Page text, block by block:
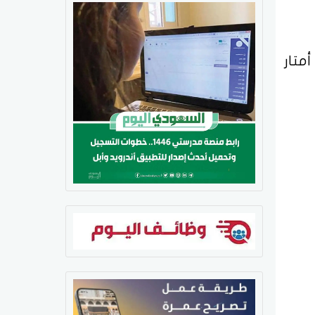
أن العطاس يُضاعف خطر العدوى، إذ تنتشر جزيئات الرذاذ المجهري لمسافة 8 أمتار